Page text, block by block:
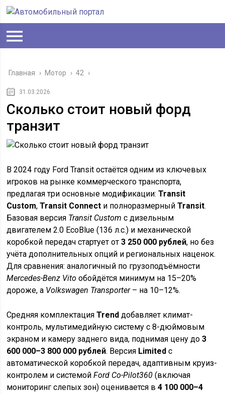
Главная › Мотор › 42 ›
31.03.2026
Сколько стоит новый форд
транзит
В 2024 году Ford Transit остаётся одним из ключевых
игроков на рынке коммерческого транспорта,
предлагая три основные модификации:Transit
Custom,Transit Connect и полноразмерныйTransit.
Базовая версия Transit Custom с дизельным
двигателем 2.0 EcoBlue (136 л.с.) и механической
коробкой передач стартует от3 250 000 рублей, но без
учёта дополнительных опций и региональных наценок.
Для сравнения: аналогичный по грузоподъёмности
Mercedes-Benz Vito обойдётся минимум на 15–20%
дороже, а Volkswagen Transporter– на 10–12%.
Средняя комплектацияTrend добавляет климат-
контроль, мультимедийную систему с 8-дюймовым
экраном и камеру заднего вида, поднимая цену до3
600 000–3 800 000 рублей. Версия Limited с
автоматической коробкой передач, адаптивным круиз-
контролем и системойFord Co-Pilot360 (включая
мониторинг слепых зон) оценивается в4 100 000–4